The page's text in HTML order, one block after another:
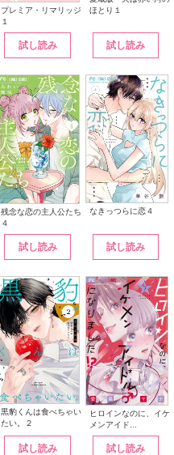
プレミア・リマリッジ
１
試し読み
ほとり１
試し読み
残念な恋の主人公たち
４
試し読み
なきっつらに恋４
試し読み
黒豹くんは食べちゃい
たい。２
試し読み
ヒロインなのに、イケ
メンアイド...
試し読み